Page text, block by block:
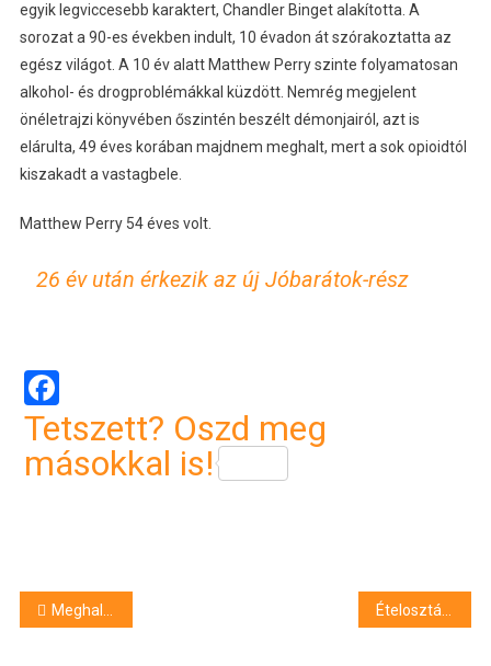
egyik legviccesebb karaktert, Chandler Binget alakította. A
sorozat a 90-es években indult, 10 évadon át szórakoztatta az
egész világot. A 10 év alatt Matthew Perry szinte folyamatosan
alkohol- és drogproblémákkal küzdött. Nemrég megjelent
önéletrajzi könyvében őszintén beszélt démonjairól, azt is
elárulta, 49 éves korában majdnem meghalt, mert a sok opioidtól
kiszakadt a vastagbele.
Matthew Perry 54 éves volt.
26 év után érkezik az új Jóbarátok-rész
Tetszett? Oszd meg
másokkal is!
Bejegyzés
Meghalt Matthew Perry Ételosztás Debrecenben a krízisidőszakban